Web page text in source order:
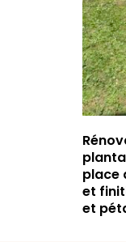
place
et
et